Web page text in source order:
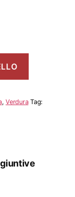
,Verdura Tag: